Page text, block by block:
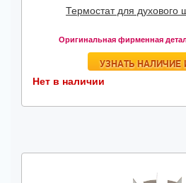
Термостат для духового
Оригинальная фирменная
УЗНАТЬ НАЛИЧИЕ
Нет в наличии